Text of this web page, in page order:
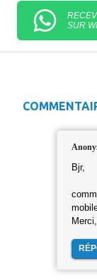
SUR
Bjr,
Merci,